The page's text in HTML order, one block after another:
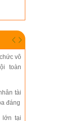
của
vô
toàn
tài
đáng
lớn tại